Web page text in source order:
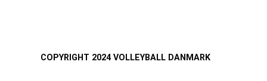
COPYRIGHT 2024 VOLLEYBALL DANMARK